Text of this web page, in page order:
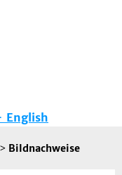
English
> Bildnachweise